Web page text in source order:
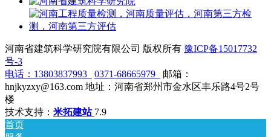
河南省建筑科学研究院有限公司 版权所有 豫ICP备15017732
号-3
电话： 13803837993 0371-68665979
邮箱：
hnjkyzxy@163.com 地址：河南省郑州市金水区丰乐路4号2号
楼
技术支持： 米拓建站 7.9
首页